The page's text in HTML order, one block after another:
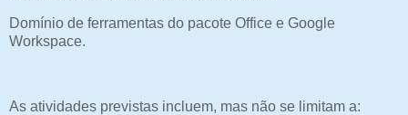
Domínio de ferramentas do pacote Office e Google
Workspace.
As atividades previstas incluem, mas não se limitam a: